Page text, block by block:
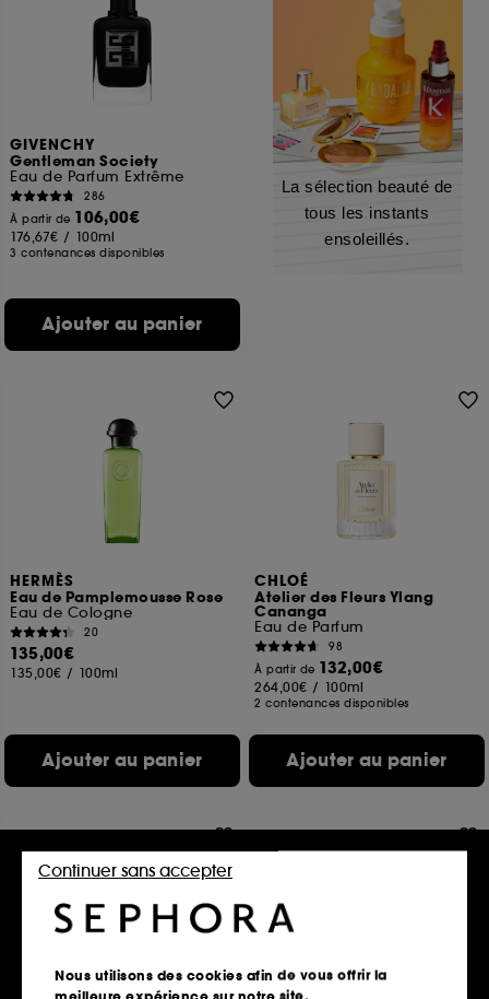
GIVENCHY
Gentleman Society
Eau de Parfum Extrême
286
À partir de 106,00€
176,67€ / 100ml
3 contenances disponibles
Ajouter au panier
La sélection beauté de
tous les instants
ensoleillés.
HERMÈS
Eau de Pamplemousse Rose
Eau de Cologne
20
135,00€
135,00€ / 100ml
Ajouter au panier
CHLOÉ
Atelier des Fleurs Ylang
Cananga
Eau de Parfum
98
À partir de 132,00€
264,00€ / 100ml
2 contenances disponibles
Ajouter au panier
Nous utilisons des cookies afin de vous offrir la
Continuer sans accepter